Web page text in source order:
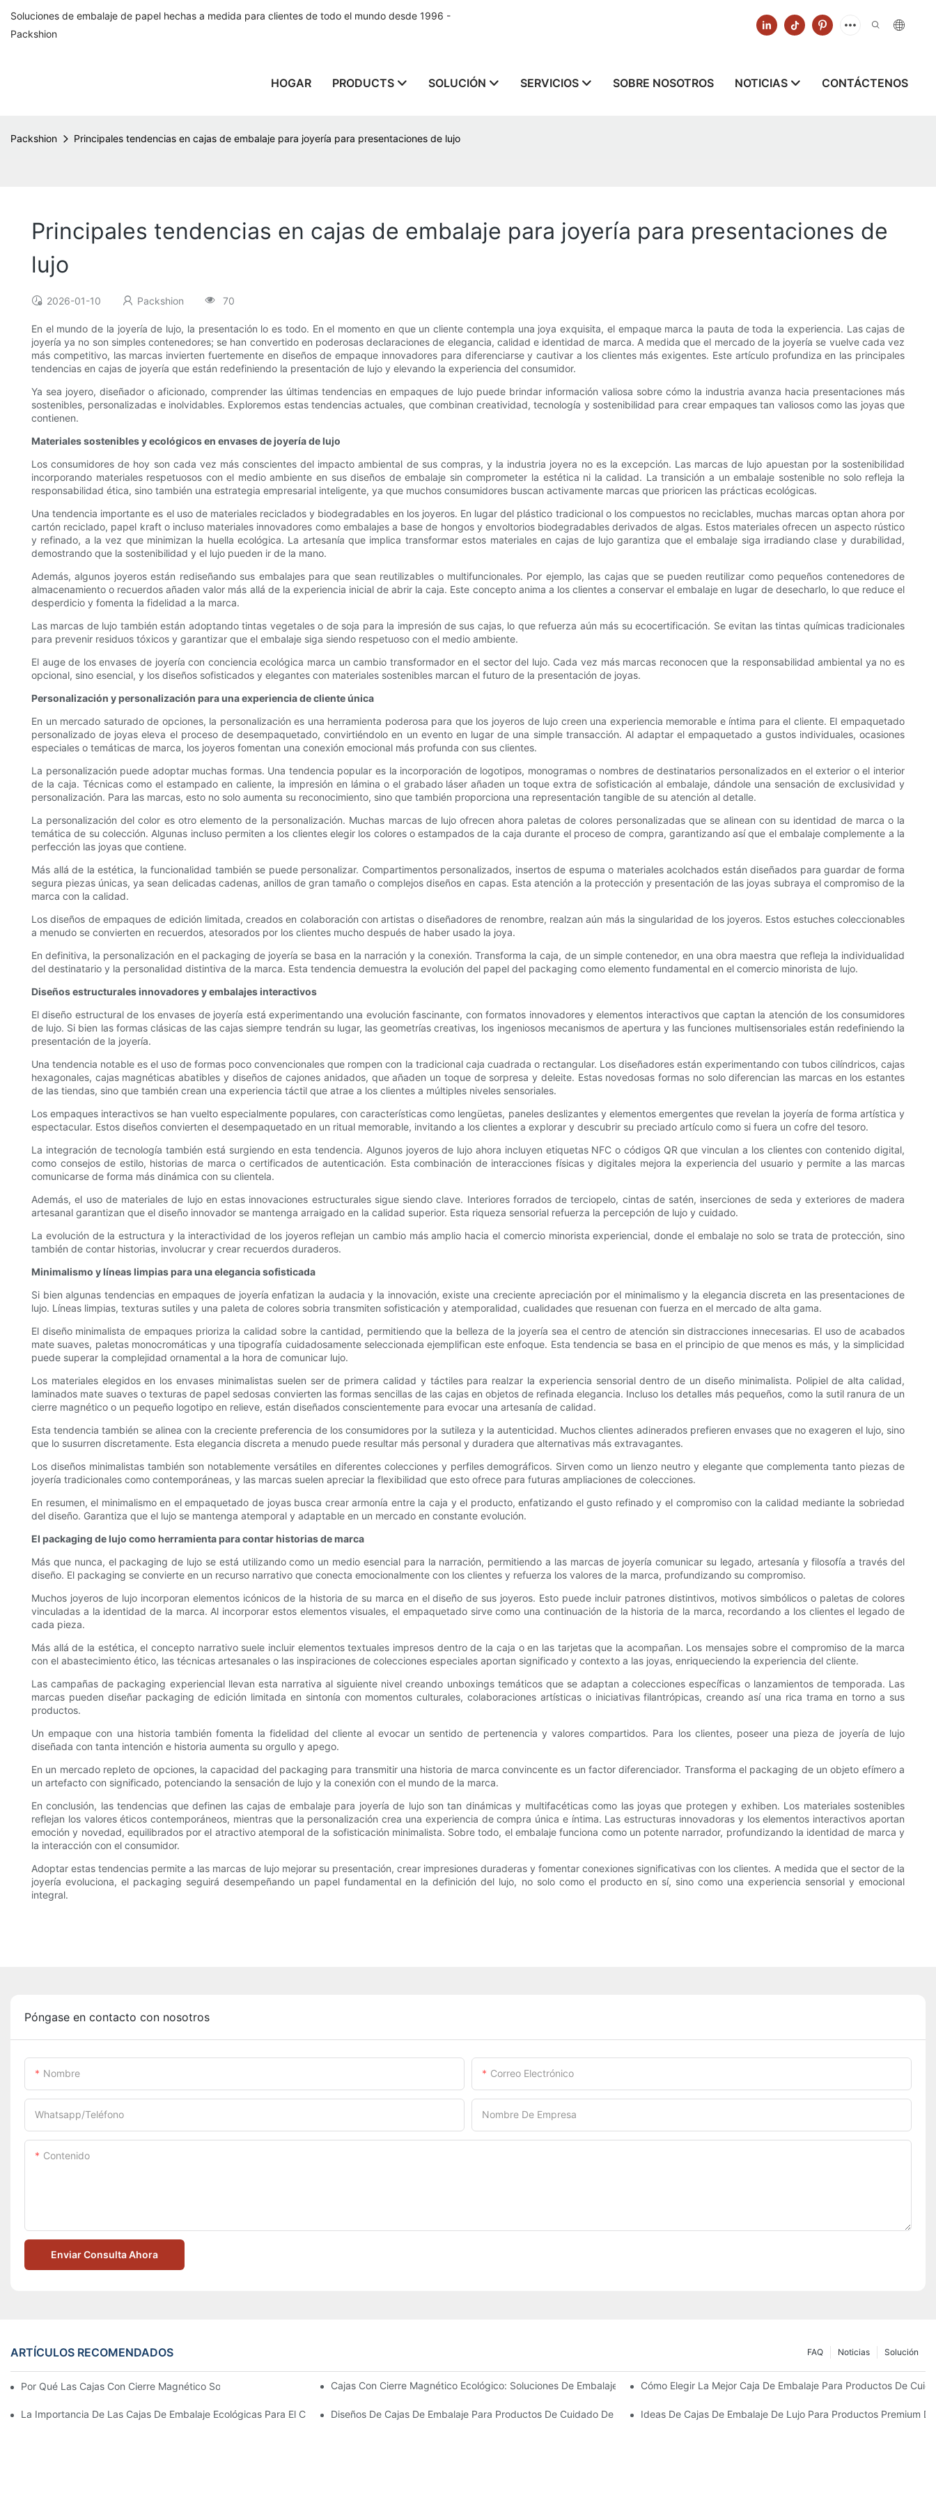
Soluciones de embalaje de papel hechas a medida para clientes de todo el mundo desde 1996 -
Packshion
HOGAR PRODUCTS SOLUCIÓN SERVICIOS SOBRE NOSOTROS NOTICIAS CONTÁCTENOS
Packshion Principales tendencias en cajas de embalaje para joyería para presentaciones de lujo
Principales tendencias en cajas de embalaje para joyería para presentaciones de
lujo
2026-01-10 Packshion 70
En el mundo de la joyería de lujo, la presentación lo es todo. En el momento en que un cliente contempla una joya exquisita, el empaque marca la pauta de toda la experiencia. Las cajas de
joyería ya no son simples contenedores; se han convertido en poderosas declaraciones de elegancia, calidad e identidad de marca. A medida que el mercado de la joyería se vuelve cada vez
más competitivo, las marcas invierten fuertemente en diseños de empaque innovadores para diferenciarse y cautivar a los clientes más exigentes. Este artículo profundiza en las principales
tendencias en cajas de joyería que están redefiniendo la presentación de lujo y elevando la experiencia del consumidor.
Ya sea joyero, diseñador o aficionado, comprender las últimas tendencias en empaques de lujo puede brindar información valiosa sobre cómo la industria avanza hacia presentaciones más
sostenibles, personalizadas e inolvidables. Exploremos estas tendencias actuales, que combinan creatividad, tecnología y sostenibilidad para crear empaques tan valiosos como las joyas que
contienen.
Materiales sostenibles y ecológicos en envases de joyería de lujo
Los consumidores de hoy son cada vez más conscientes del impacto ambiental de sus compras, y la industria joyera no es la excepción. Las marcas de lujo apuestan por la sostenibilidad
incorporando materiales respetuosos con el medio ambiente en sus diseños de embalaje sin comprometer la estética ni la calidad. La transición a un embalaje sostenible no solo refleja la
responsabilidad ética, sino también una estrategia empresarial inteligente, ya que muchos consumidores buscan activamente marcas que prioricen las prácticas ecológicas.
Una tendencia importante es el uso de materiales reciclados y biodegradables en los joyeros. En lugar del plástico tradicional o los compuestos no reciclables, muchas marcas optan ahora por
cartón reciclado, papel kraft o incluso materiales innovadores como embalajes a base de hongos y envoltorios biodegradables derivados de algas. Estos materiales ofrecen un aspecto rústico
y refinado, a la vez que minimizan la huella ecológica. La artesanía que implica transformar estos materiales en cajas de lujo garantiza que el embalaje siga irradiando clase y durabilidad,
demostrando que la sostenibilidad y el lujo pueden ir de la mano.
Además, algunos joyeros están rediseñando sus embalajes para que sean reutilizables o multifuncionales. Por ejemplo, las cajas que se pueden reutilizar como pequeños contenedores de
almacenamiento o recuerdos añaden valor más allá de la experiencia inicial de abrir la caja. Este concepto anima a los clientes a conservar el embalaje en lugar de desecharlo, lo que reduce el
desperdicio y fomenta la fidelidad a la marca.
Las marcas de lujo también están adoptando tintas vegetales o de soja para la impresión de sus cajas, lo que refuerza aún más su ecocertificación. Se evitan las tintas químicas tradicionales
para prevenir residuos tóxicos y garantizar que el embalaje siga siendo respetuoso con el medio ambiente.
El auge de los envases de joyería con conciencia ecológica marca un cambio transformador en el sector del lujo. Cada vez más marcas reconocen que la responsabilidad ambiental ya no es
opcional, sino esencial, y los diseños sofisticados y elegantes con materiales sostenibles marcan el futuro de la presentación de joyas.
Personalización y personalización para una experiencia de cliente única
En un mercado saturado de opciones, la personalización es una herramienta poderosa para que los joyeros de lujo creen una experiencia memorable e íntima para el cliente. El empaquetado
personalizado de joyas eleva el proceso de desempaquetado, convirtiéndolo en un evento en lugar de una simple transacción. Al adaptar el empaquetado a gustos individuales, ocasiones
especiales o temáticas de marca, los joyeros fomentan una conexión emocional más profunda con sus clientes.
La personalización puede adoptar muchas formas. Una tendencia popular es la incorporación de logotipos, monogramas o nombres de destinatarios personalizados en el exterior o el interior
de la caja. Técnicas como el estampado en caliente, la impresión en lámina o el grabado láser añaden un toque extra de sofisticación al embalaje, dándole una sensación de exclusividad y
personalización. Para las marcas, esto no solo aumenta su reconocimiento, sino que también proporciona una representación tangible de su atención al detalle.
La personalización del color es otro elemento de la personalización. Muchas marcas de lujo ofrecen ahora paletas de colores personalizadas que se alinean con su identidad de marca o la
temática de su colección. Algunas incluso permiten a los clientes elegir los colores o estampados de la caja durante el proceso de compra, garantizando así que el embalaje complemente a la
perfección las joyas que contiene.
Más allá de la estética, la funcionalidad también se puede personalizar. Compartimentos personalizados, insertos de espuma o materiales acolchados están diseñados para guardar de forma
segura piezas únicas, ya sean delicadas cadenas, anillos de gran tamaño o complejos diseños en capas. Esta atención a la protección y presentación de las joyas subraya el compromiso de la
marca con la calidad.
Los diseños de empaques de edición limitada, creados en colaboración con artistas o diseñadores de renombre, realzan aún más la singularidad de los joyeros. Estos estuches coleccionables
a menudo se convierten en recuerdos, atesorados por los clientes mucho después de haber usado la joya.
En definitiva, la personalización en el packaging de joyería se basa en la narración y la conexión. Transforma la caja, de un simple contenedor, en una obra maestra que refleja la individualidad
del destinatario y la personalidad distintiva de la marca. Esta tendencia demuestra la evolución del papel del packaging como elemento fundamental en el comercio minorista de lujo.
Diseños estructurales innovadores y embalajes interactivos
El diseño estructural de los envases de joyería está experimentando una evolución fascinante, con formatos innovadores y elementos interactivos que captan la atención de los consumidores
de lujo. Si bien las formas clásicas de las cajas siempre tendrán su lugar, las geometrías creativas, los ingeniosos mecanismos de apertura y las funciones multisensoriales están redefiniendo la
presentación de la joyería.
Una tendencia notable es el uso de formas poco convencionales que rompen con la tradicional caja cuadrada o rectangular. Los diseñadores están experimentando con tubos cilíndricos, cajas
hexagonales, cajas magnéticas abatibles y diseños de cajones anidados, que añaden un toque de sorpresa y deleite. Estas novedosas formas no solo diferencian las marcas en los estantes
de las tiendas, sino que también crean una experiencia táctil que atrae a los clientes a múltiples niveles sensoriales.
Los empaques interactivos se han vuelto especialmente populares, con características como lengüetas, paneles deslizantes y elementos emergentes que revelan la joyería de forma artística y
espectacular. Estos diseños convierten el desempaquetado en un ritual memorable, invitando a los clientes a explorar y descubrir su preciado artículo como si fuera un cofre del tesoro.
La integración de tecnología también está surgiendo en esta tendencia. Algunos joyeros de lujo ahora incluyen etiquetas NFC o códigos QR que vinculan a los clientes con contenido digital,
como consejos de estilo, historias de marca o certificados de autenticación. Esta combinación de interacciones físicas y digitales mejora la experiencia del usuario y permite a las marcas
comunicarse de forma más dinámica con su clientela.
Además, el uso de materiales de lujo en estas innovaciones estructurales sigue siendo clave. Interiores forrados de terciopelo, cintas de satén, inserciones de seda y exteriores de madera
artesanal garantizan que el diseño innovador se mantenga arraigado en la calidad superior. Esta riqueza sensorial refuerza la percepción de lujo y cuidado.
La evolución de la estructura y la interactividad de los joyeros reflejan un cambio más amplio hacia el comercio minorista experiencial, donde el embalaje no solo se trata de protección, sino
también de contar historias, involucrar y crear recuerdos duraderos.
Minimalismo y líneas limpias para una elegancia sofisticada
Si bien algunas tendencias en empaques de joyería enfatizan la audacia y la innovación, existe una creciente apreciación por el minimalismo y la elegancia discreta en las presentaciones de
lujo. Líneas limpias, texturas sutiles y una paleta de colores sobria transmiten sofisticación y atemporalidad, cualidades que resuenan con fuerza en el mercado de alta gama.
El diseño minimalista de empaques prioriza la calidad sobre la cantidad, permitiendo que la belleza de la joyería sea el centro de atención sin distracciones innecesarias. El uso de acabados
mate suaves, paletas monocromáticas y una tipografía cuidadosamente seleccionada ejemplifican este enfoque. Esta tendencia se basa en el principio de que menos es más, y la simplicidad
puede superar la complejidad ornamental a la hora de comunicar lujo.
Los materiales elegidos en los envases minimalistas suelen ser de primera calidad y táctiles para realzar la experiencia sensorial dentro de un diseño minimalista. Polipiel de alta calidad,
laminados mate suaves o texturas de papel sedosas convierten las formas sencillas de las cajas en objetos de refinada elegancia. Incluso los detalles más pequeños, como la sutil ranura de un
cierre magnético o un pequeño logotipo en relieve, están diseñados conscientemente para evocar una artesanía de calidad.
Esta tendencia también se alinea con la creciente preferencia de los consumidores por la sutileza y la autenticidad. Muchos clientes adinerados prefieren envases que no exageren el lujo, sino
que lo susurren discretamente. Esta elegancia discreta a menudo puede resultar más personal y duradera que alternativas más extravagantes.
Los diseños minimalistas también son notablemente versátiles en diferentes colecciones y perfiles demográficos. Sirven como un lienzo neutro y elegante que complementa tanto piezas de
joyería tradicionales como contemporáneas, y las marcas suelen apreciar la flexibilidad que esto ofrece para futuras ampliaciones de colecciones.
En resumen, el minimalismo en el empaquetado de joyas busca crear armonía entre la caja y el producto, enfatizando el gusto refinado y el compromiso con la calidad mediante la sobriedad
del diseño. Garantiza que el lujo se mantenga atemporal y adaptable en un mercado en constante evolución.
El packaging de lujo como herramienta para contar historias de marca
Más que nunca, el packaging de lujo se está utilizando como un medio esencial para la narración, permitiendo a las marcas de joyería comunicar su legado, artesanía y filosofía a través del
diseño. El packaging se convierte en un recurso narrativo que conecta emocionalmente con los clientes y refuerza los valores de la marca, profundizando su compromiso.
Muchos joyeros de lujo incorporan elementos icónicos de la historia de su marca en el diseño de sus joyeros. Esto puede incluir patrones distintivos, motivos simbólicos o paletas de colores
vinculadas a la identidad de la marca. Al incorporar estos elementos visuales, el empaquetado sirve como una continuación de la historia de la marca, recordando a los clientes el legado de
cada pieza.
Más allá de la estética, el concepto narrativo suele incluir elementos textuales impresos dentro de la caja o en las tarjetas que la acompañan. Los mensajes sobre el compromiso de la marca
con el abastecimiento ético, las técnicas artesanales o las inspiraciones de colecciones especiales aportan significado y contexto a las joyas, enriqueciendo la experiencia del cliente.
Las campañas de packaging experiencial llevan esta narrativa al siguiente nivel creando unboxings temáticos que se adaptan a colecciones específicas o lanzamientos de temporada. Las
marcas pueden diseñar packaging de edición limitada en sintonía con momentos culturales, colaboraciones artísticas o iniciativas filantrópicas, creando así una rica trama en torno a sus
productos.
Un empaque con una historia también fomenta la fidelidad del cliente al evocar un sentido de pertenencia y valores compartidos. Para los clientes, poseer una pieza de joyería de lujo
diseñada con tanta intención e historia aumenta su orgullo y apego.
En un mercado repleto de opciones, la capacidad del packaging para transmitir una historia de marca convincente es un factor diferenciador. Transforma el packaging de un objeto efímero a
un artefacto con significado, potenciando la sensación de lujo y la conexión con el mundo de la marca.
En conclusión, las tendencias que definen las cajas de embalaje para joyería de lujo son tan dinámicas y multifacéticas como las joyas que protegen y exhiben. Los materiales sostenibles
reflejan los valores éticos contemporáneos, mientras que la personalización crea una experiencia de compra única e íntima. Las estructuras innovadoras y los elementos interactivos aportan
emoción y novedad, equilibrados por el atractivo atemporal de la sofisticación minimalista. Sobre todo, el embalaje funciona como un potente narrador, profundizando la identidad de marca y
la interacción con el consumidor.
Adoptar estas tendencias permite a las marcas de lujo mejorar su presentación, crear impresiones duraderas y fomentar conexiones significativas con los clientes. A medida que el sector de la
joyería evoluciona, el packaging seguirá desempeñando un papel fundamental en la definición del lujo, no solo como el producto en sí, sino como una experiencia sensorial y emocional
integral.
Póngase en contacto con nosotros
Nombre Correo Electrónico
Whatsapp/Teléfono Nombre De Empresa
Contenido
Enviar Consulta Ahora
ARTÍCULOS RECOMENDADOS Solución
Noticias
FAQ
Por Qué Las Cajas Con Cierre Magnético Son La Mejor Opción Para Un Embalaje PremiumCajas Con Cierre Magnético Ecológico: Soluciones De Embalaje SosteniblesCómo Elegir La Mejor Caja De Embalaje Para Productos De
La Importancia De Las Cajas De Embalaje Ecológicas Para El Cuidado De La PielDiseños De Cajas De Embalaje Para Productos De Cuidado De La Piel Personalizados Que Fomentan La Fidelidad A La Marca
Ideas De Cajas De Embalaje De Lujo Para Productos Premium